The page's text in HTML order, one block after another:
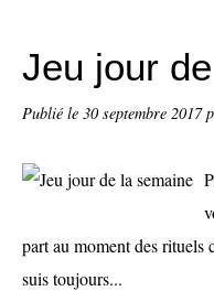
Jeu jour
Publié le 30 septembre 2017
part au moment des rituels
suis toujours...